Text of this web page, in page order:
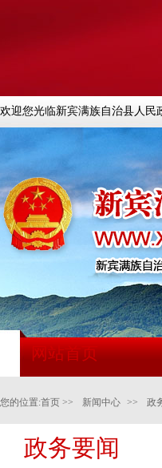
欢迎您光临新宾满族自治县人民
网站首页
您的位置:首页 >> 新闻中心 >> 政
政务要闻